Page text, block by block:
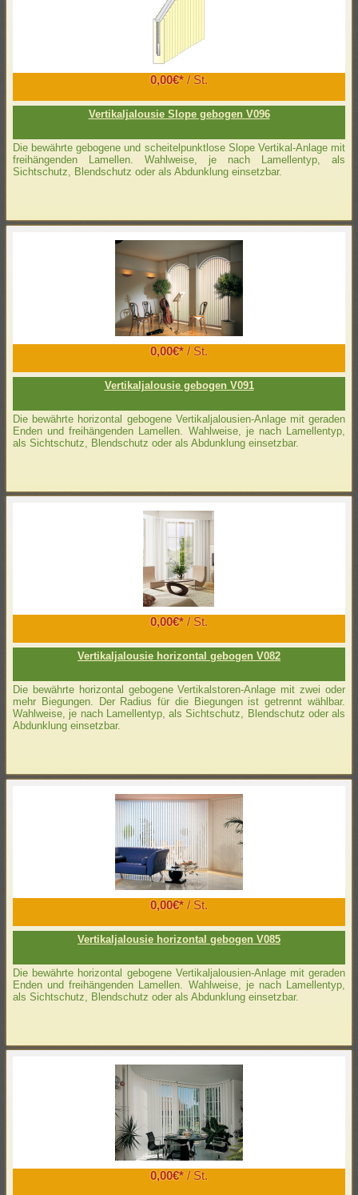
0,00€*/ St.
Vertikaljalousie Slope gebogen V096
Die bewährte gebogene und scheitelpunktlose Slope Vertikal-Anlage mit
freihängenden Lamellen. Wahlweise, je nach Lamellentyp, als
Sichtschutz, Blendschutz oder als Abdunklung einsetzbar.
0,00€*/ St.
Vertikaljalousie gebogen V091
Die bewährte horizontal gebogene Vertikaljalousien-Anlage mit geraden
Enden und freihängenden Lamellen. Wahlweise, je nach Lamellentyp,
als Sichtschutz, Blendschutz oder als Abdunklung einsetzbar.
0,00€*/ St.
Vertikaljalousie horizontal gebogen V082
Die bewährte horizontal gebogene Vertikalstoren-Anlage mit zwei oder
mehr Biegungen. Der Radius für die Biegungen ist getrennt wählbar.
Wahlweise, je nach Lamellentyp, als Sichtschutz, Blendschutz oder als
Abdunklung einsetzbar.
0,00€*/ St.
Vertikaljalousie horizontal gebogen V085
Die bewährte horizontal gebogene Vertikaljalousien-Anlage mit geraden
Enden und freihängenden Lamellen. Wahlweise, je nach Lamellentyp,
als Sichtschutz, Blendschutz oder als Abdunklung einsetzbar.
0,00€*/ St.